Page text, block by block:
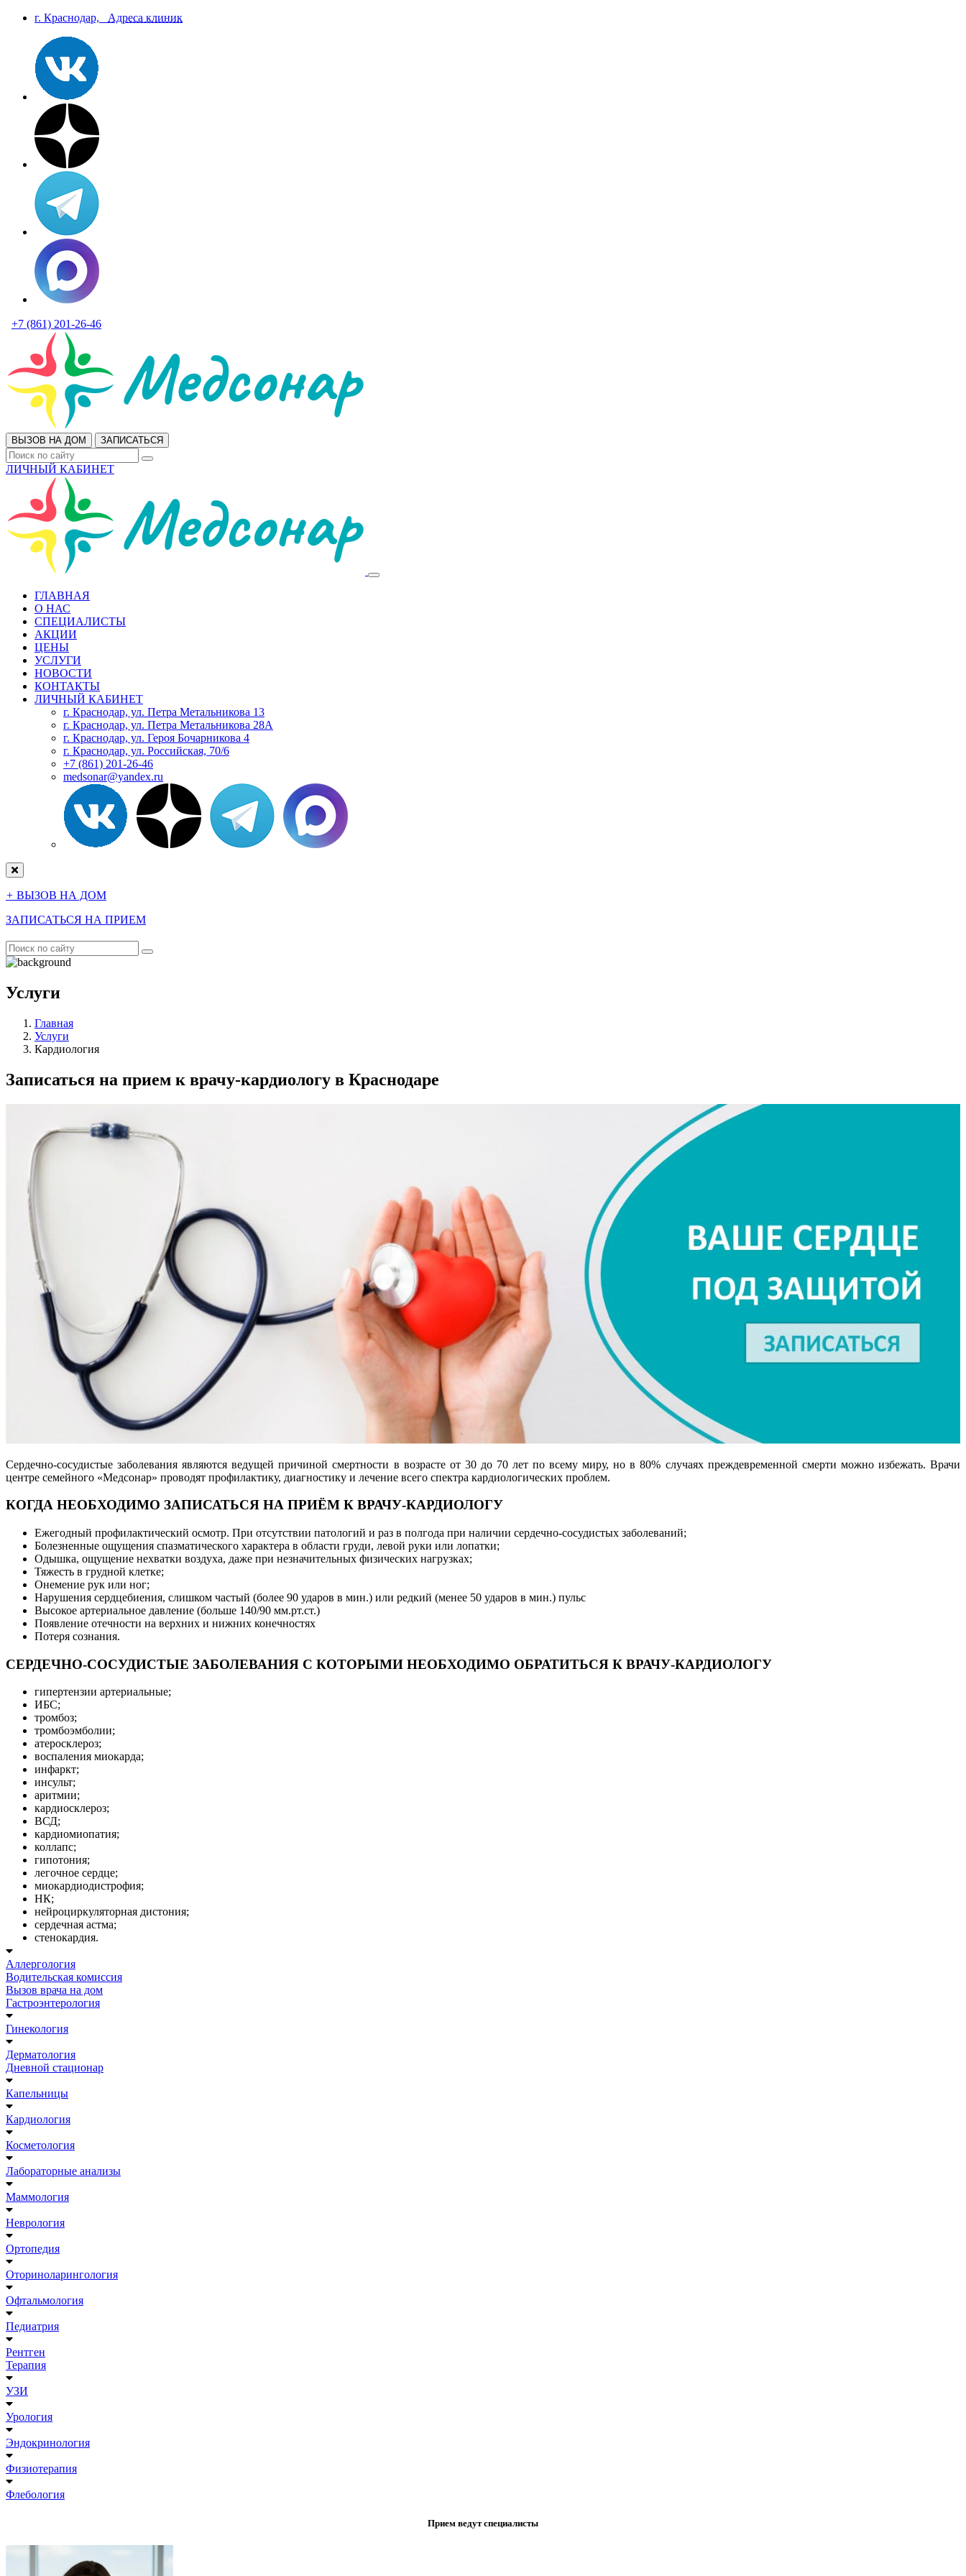
г. Краснодар, Aдреса клиник
+7 (861) 201-26-46
ВЫЗОВ НА ДОМ ЗАПИСАТЬСЯ
ЛИЧНЫЙ КАБИНЕТ
ГЛАВНАЯ
О НАС
СПЕЦИАЛИСТЫ
АКЦИИ
ЦЕНЫ
УСЛУГИ
НОВОСТИ
КОНТАКТЫ
ЛИЧНЫЙ КАБИНЕТ
г. Краснодар, ул. Петра Метальникова 13
г. Краснодар, ул. Петра Метальникова 28А
г. Краснодар, ул. Героя Бочарникова 4
г. Краснодар, ул. Российская, 70/6
+7 (861) 201-26-46
medsonar@yandex.ru
+ ВЫЗОВ НА ДОМ
ЗАПИСАТЬСЯ НА ПРИЕМ
Услуги
Главная
Услуги
Кардиология
Записаться на прием к врачу-кардиологу в Краснодаре
Сердечно-сосудистые заболевания являются ведущей причиной смертности в возрасте от 30 до 70 лет по всему миру, но в 80% случаях преждевременной смерти можно избежать. Врачи
центре семейного «Медсонар» проводят профилактику, диагностику и лечение всего спектра кардиологических проблем.
КОГДА НЕОБХОДИМО ЗАПИСАТЬСЯ НА ПРИЁМ К ВРАЧУ-КАРДИОЛОГУ
Ежегодный профилактический осмотр. При отсутствии патологий и раз в полгода при наличии сердечно-сосудистых заболеваний;
Болезненные ощущения спазматического характера в области груди, левой руки или лопатки;
Одышка, ощущение нехватки воздуха, даже при незначительных физических нагрузках;
Тяжесть в грудной клетке;
Онемение рук или ног;
Нарушения сердцебиения, слишком частый (более 90 ударов в мин.) или редкий (менее 50 ударов в мин.) пульс
Высокое артериальное давление (больше 140/90 мм.рт.ст.)
Появление отечности на верхних и нижних конечностях
Потеря сознания.
СЕРДЕЧНО-СОСУДИСТЫЕ ЗАБОЛЕВАНИЯ С КОТОРЫМИ НЕОБХОДИМО ОБРАТИТЬСЯ К ВРАЧУ-КАРДИОЛОГУ
гипертензии артериальные;
ИБС;
тромбоз;
тромбоэмболии;
атеросклероз;
воспаления миокарда;
инфаркт;
инсульт;
аритмии;
кардиосклероз;
ВСД;
кардиомиопатия;
коллапс;
гипотония;
легочное сердце;
миокардиодистрофия;
НК;
нейроциркуляторная дистония;
сердечная астма;
стенокардия.
Аллергология
Водительская комиссия
Вызов врача на дом
Гастроэнтерология
Гинекология
Дерматология
Дневной стационар
Капельницы
Кардиология
Косметология
Лабораторные анализы
Маммология
Неврология
Ортопедия
Оториноларингология
Офтальмология
Педиатрия
Рентген
Терапия
УЗИ
Урология
Эндокринология
Физиотерапия
Флебология
Прием ведут специалисты